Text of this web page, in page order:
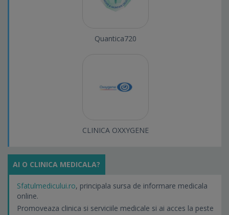
Quantica720
CLINICA OXXYGENE
AI O CLINICA MEDICALA?
Sfatulmedicului.ro, principala sursa de informare medicala
online.
Promoveaza clinica si serviciile medicale si ai acces la peste